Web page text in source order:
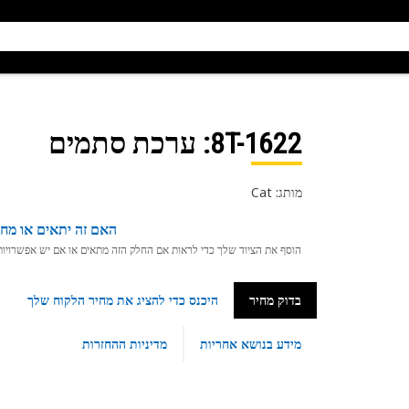
8T-1622: ערכת סתמים
מותג: Cat
האם זה יתאים או
הוסף את הציוד שלך כדי לראות אם החלק הזה מתאים או אם יש אפשרויות
בדוק מחיר היכנס כדי להציג את מחיר הלקוח שלך
מידע בנושא אחריות מדיניות ההחזרות